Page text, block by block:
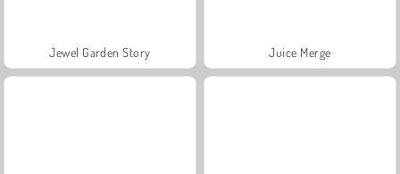
Jewel Garden Story Juice Merge